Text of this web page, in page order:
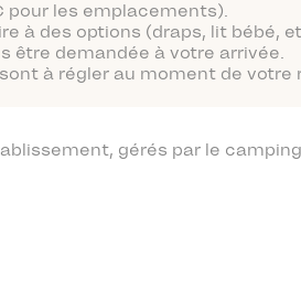
pour les emplacements).
à des options (draps, lit bébé,
être demandée à votre arrivée.
à régler au moment de votre
gérés par le